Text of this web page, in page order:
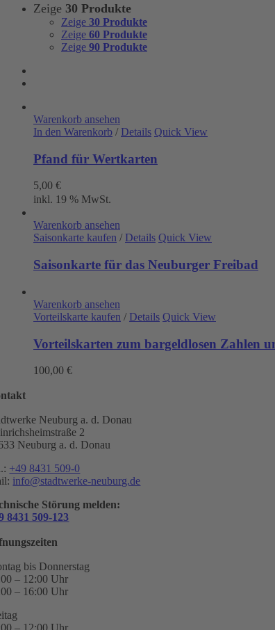
Zeige 30 Produkte
Zeige 30 Produkte
Zeige 60 Produkte
Zeige 90 Produkte
Warenkorb ansehen
In den Warenkorb / Details Quick View
Pfand für Wertkarten
5,00 €
inkl. 19 % MwSt.
Warenkorb ansehen
Saisonkarte kaufen / Details Quick View
Saisonkarte für das Neuburger Freibad
Warenkorb ansehen
Vorteilskarte kaufen / Details Quick View
Vorteilskarten zum bargeldlosen Zahlen
100,00 €
Neuburg a. d. Donau
2
Neuburg a. d. Donau
+49 8431 509-0
info@stadtwerke-neuburg.de
Störung melden:
8431 509-123
bis Donnerstag
– 12:00 Uhr
– 16:00 Uhr